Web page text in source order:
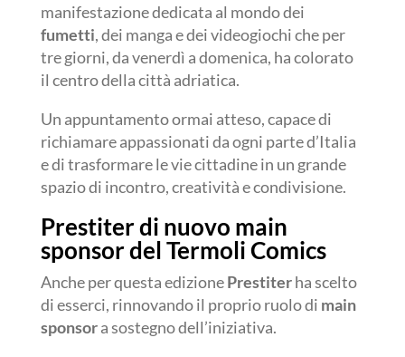
manifestazione dedicata al mondo dei
fumetti, dei manga e dei videogiochi che per
tre giorni, da venerdì a domenica, ha colorato
il centro della città adriatica.
Un appuntamento ormai atteso, capace di
richiamare appassionati da ogni parte d’Italia
e di trasformare le vie cittadine in un grande
spazio di incontro, creatività e condivisione.
Prestiter di nuovo main
sponsor del Termoli Comics
Anche per questa edizionePrestiterha scelto
di esserci, rinnovando il proprio ruolo di main
sponsora sostegno dell’iniziativa.